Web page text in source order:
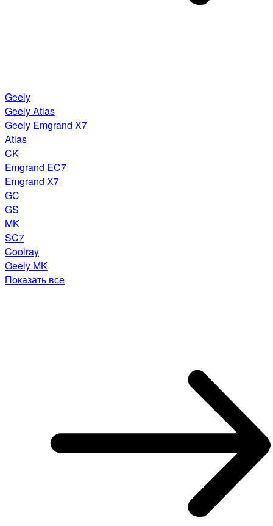
Geely
Geely Atlas
Geely Emgrand X7
Atlas
CK
Emgrand EC7
Emgrand X7
GC
GS
MK
SC7
Coolray
Geely MK
Показать все